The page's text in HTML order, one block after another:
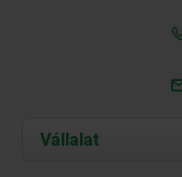
Vállalat